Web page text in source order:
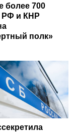
более 700
РФ и КНР
полк»